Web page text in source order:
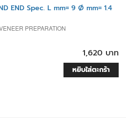
END Spec. L mm= 9 Ø mm= 1.4
PREPARATION
1,620 บาท
หยิบใส่ตะกร้า